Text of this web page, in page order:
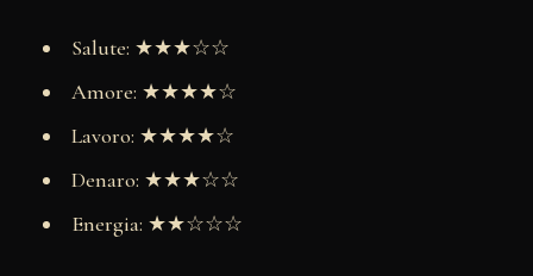
Salute: ★★★☆☆
Amore: ★★★★☆
Lavoro: ★★★★☆
Denaro: ★★★☆☆
Energia: ★★☆☆☆